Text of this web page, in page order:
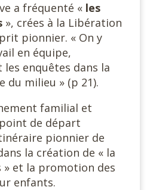
a fréquenté « les
», crées à la Libération
pionnier. « On y
en équipe,
les enquêtes dans la
du milieu » (p 21).
familial et
de départ
pionnier de
la création de « la
» et la promotion des
enfants.